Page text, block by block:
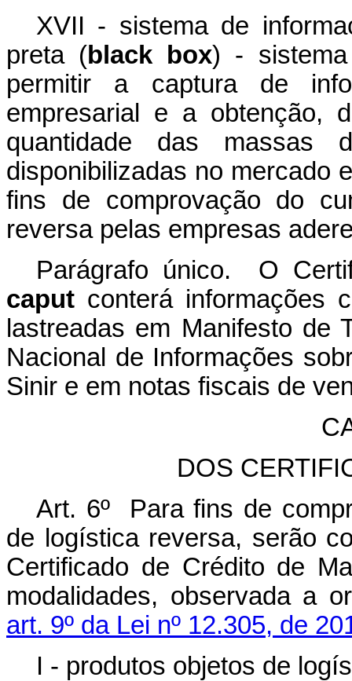
XVII - sistema de
preta (black box) - sistema
permitir a captura de
empresarial e a obtenção,
quantidade das massas
disponibilizadas no mercado
fins de comprovação do
reversa pelas empresas
Parágrafo único. O
caput conterá informações
lastreadas em Manifesto de
Nacional de Informações
Sinir e em notas fiscais de
DOS
Art. 6º Para fins de
de logística reversa, serão
Certificado de Crédito de
modalidades, observada a
art. 9º da Lei nº 12.305, de
I - produtos objetos de